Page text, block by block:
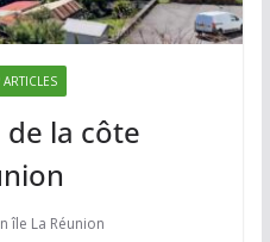
de la côte
île La Réunion